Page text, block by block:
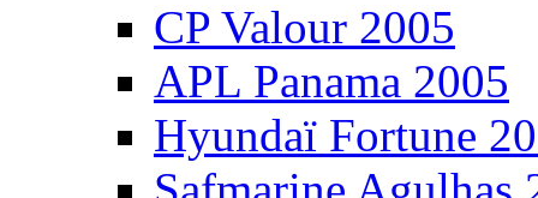
CP Valour 2005
APL Panama 2005
Hyundaï Fortune